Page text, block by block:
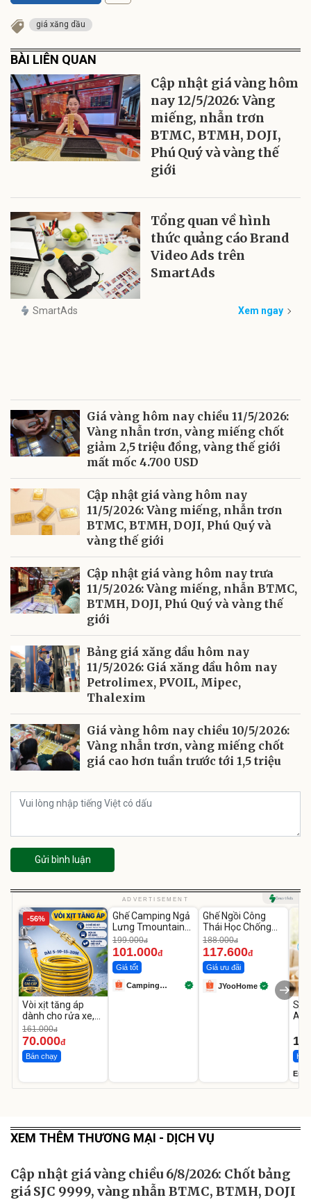
giá xăng dầu
BÀI LIÊN QUAN
Cập nhật giá vàng hôm
nay 12/5/2026: Vàng
miếng, nhẫn trơn
BTMC, BTMH, DOJI,
Phú Quý và vàng thế
giới
Tổng quan về hình
thức quảng cáo Brand
Video Ads trên
SmartAds
SmartAds Xem ngay
Giá vàng hôm nay chiều 11/5/2026:
Vàng nhẫn trơn, vàng miếng chốt
giảm 2,5 triệu đồng, vàng thế giới
mất mốc 4.700 USD
Cập nhật giá vàng hôm nay
11/5/2026: Vàng miếng, nhẫn trơn
BTMC, BTMH, DOJI, Phú Quý và
vàng thế giới
Cập nhật giá vàng hôm nay trưa
11/5/2026: Vàng miếng, nhẫn BTMC,
BTMH, DOJI, Phú Quý và vàng thế
giới
Bảng giá xăng dầu hôm nay
11/5/2026: Giá xăng dầu hôm nay
Petrolimex, PVOIL, Mipec,
Thalexim
Giá vàng hôm nay chiều 10/5/2026:
Vàng nhẫn trơn, vàng miếng chốt
giá cao hơn tuần trước tới 1,5 triệu
Gửi bình luận
ADVERTISEMENT
-56%
Vòi xịt tăng áp
dành cho rửa xe,
tưới cây
161.000đ
70.000đ
Bán chạy
-49%
Unmute
Ghế Camping Ngả
Lưng Tmountain
Gấp Gọn
199.000đ
101.000đ
Giá tốt
Camping
-37%
Ghế Ngồi Công
Thái Học Chống
Mỏi Lưng
188.000đ
117.600đ
Giá ưu đãi
JYooHome
XEM THÊM THƯƠNG MẠI - DỊCH VỤ
Cập nhật giá vàng chiều 6/8/2026: Chốt bảng
giá SJC 9999, vàng nhẫn BTMC, BTMH, DOJI